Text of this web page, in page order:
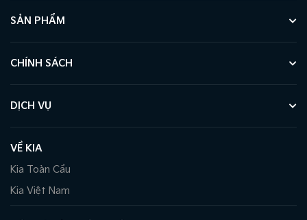
SẢN PHẨM
CHÍNH SÁCH
DỊCH VỤ
VỀ KIA
Kia Toàn Cầu
Kia Việt Nam